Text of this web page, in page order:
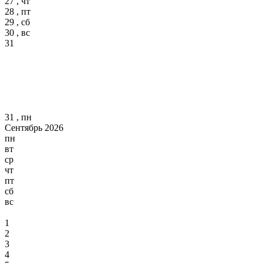
28 , пт
29 , сб
30 , вс
31
31 , пн
Сентябрь 2026
пн
вт
ср
чт
пт
сб
вс
1
2
3
4